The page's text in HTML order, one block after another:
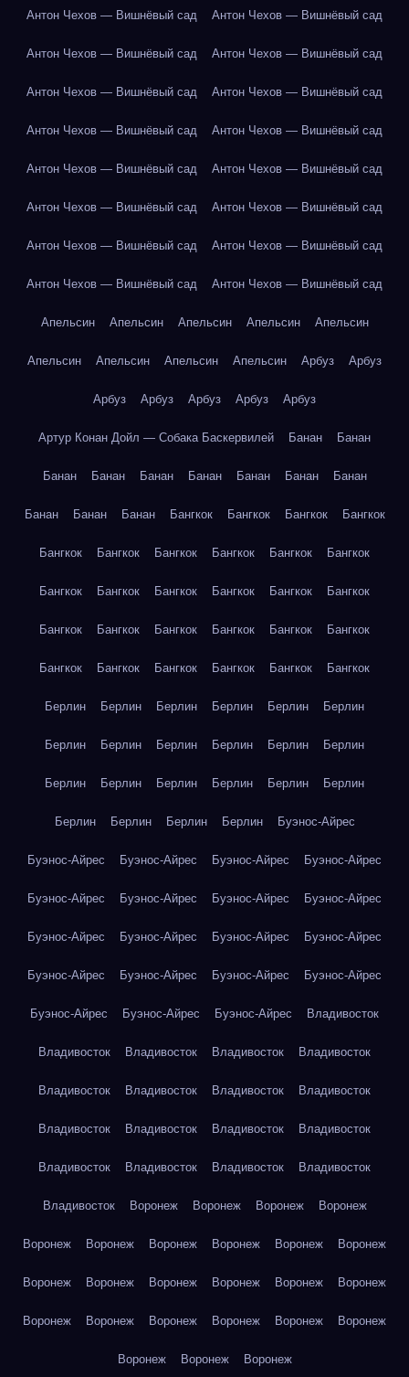
Антон Чехов — Вишнёвый сад Антон Чехов — Вишнёвый сад
Антон Чехов — Вишнёвый сад Антон Чехов — Вишнёвый сад
Антон Чехов — Вишнёвый сад Антон Чехов — Вишнёвый сад
Антон Чехов — Вишнёвый сад Антон Чехов — Вишнёвый сад
Антон Чехов — Вишнёвый сад Антон Чехов — Вишнёвый сад
Антон Чехов — Вишнёвый сад Антон Чехов — Вишнёвый сад
Антон Чехов — Вишнёвый сад Антон Чехов — Вишнёвый сад
Антон Чехов — Вишнёвый сад Антон Чехов — Вишнёвый сад
Апельсин Апельсин Апельсин Апельсин Апельсин
Апельсин Апельсин Апельсин Апельсин Арбуз Арбуз
Арбуз Арбуз Арбуз Арбуз Арбуз
Артур Конан Дойл — Собака Баскервилей Банан Банан
Банан Банан Банан Банан Банан Банан Банан
Банан Банан Банан Бангкок Бангкок Бангкок Бангкок
Бангкок Бангкок Бангкок Бангкок Бангкок Бангкок
Бангкок Бангкок Бангкок Бангкок Бангкок Бангкок
Бангкок Бангкок Бангкок Бангкок Бангкок Бангкок
Бангкок Бангкок Бангкок Бангкок Бангкок Бангкок
Берлин Берлин Берлин Берлин Берлин Берлин
Берлин Берлин Берлин Берлин Берлин Берлин
Берлин Берлин Берлин Берлин Берлин Берлин
Берлин Берлин Берлин Берлин Буэнос-Айрес
Буэнос-Айрес Буэнос-Айрес Буэнос-Айрес Буэнос-Айрес
Буэнос-Айрес Буэнос-Айрес Буэнос-Айрес Буэнос-Айрес
Буэнос-Айрес Буэнос-Айрес Буэнос-Айрес Буэнос-Айрес
Буэнос-Айрес Буэнос-Айрес Буэнос-Айрес Буэнос-Айрес
Буэнос-Айрес Буэнос-Айрес Буэнос-Айрес Владивосток
Владивосток Владивосток Владивосток Владивосток
Владивосток Владивосток Владивосток Владивосток
Владивосток Владивосток Владивосток Владивосток
Владивосток Владивосток Владивосток Владивосток
Владивосток Воронеж Воронеж Воронеж Воронеж
Воронеж Воронеж Воронеж Воронеж Воронеж Воронеж
Воронеж Воронеж Воронеж Воронеж Воронеж Воронеж
Воронеж Воронеж Воронеж Воронеж Воронеж Воронеж
Воронеж Воронеж Воронеж